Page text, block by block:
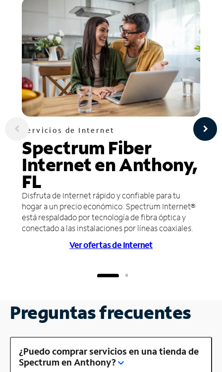
Servicios de Internet
Spectrum Fiber
Internet en Anthony,
FL
Disfruta de Internet rápido y confiable para tu
hogar a un precio económico. Spectrum Internet®
está respaldado por tecnología de fibra óptica y
conectado a las instalaciones por líneas coaxiales.
Ver ofertas de Internet
Preguntas frecuentes
¿Puedo comprar servicios en una tienda de
Spectrum en Anthony?